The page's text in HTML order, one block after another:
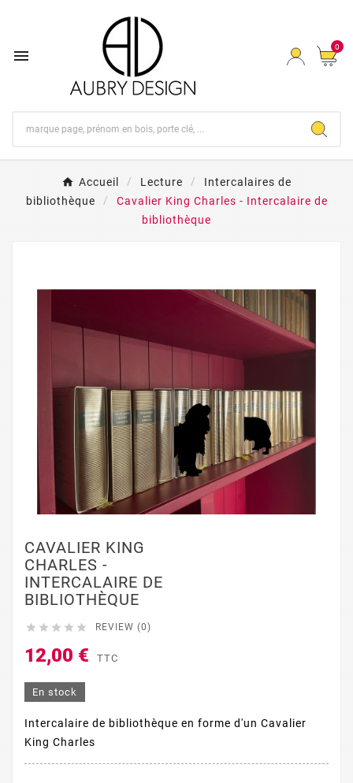
 0
Accueil Lecture
Intercalaires de
bibliothèque
Cavalier King Charles - Intercalaire de
bibliothèque
CAVALIER KING
CHARLES -
INTERCALAIRE DE
BIBLIOTHÈQUE
     REVIEW (0)
12,00 € TTC
En stock
Intercalaire de bibliothèque en forme d'un Cavalier
King Charles